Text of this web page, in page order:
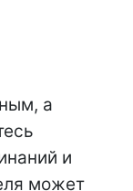
а
и
может